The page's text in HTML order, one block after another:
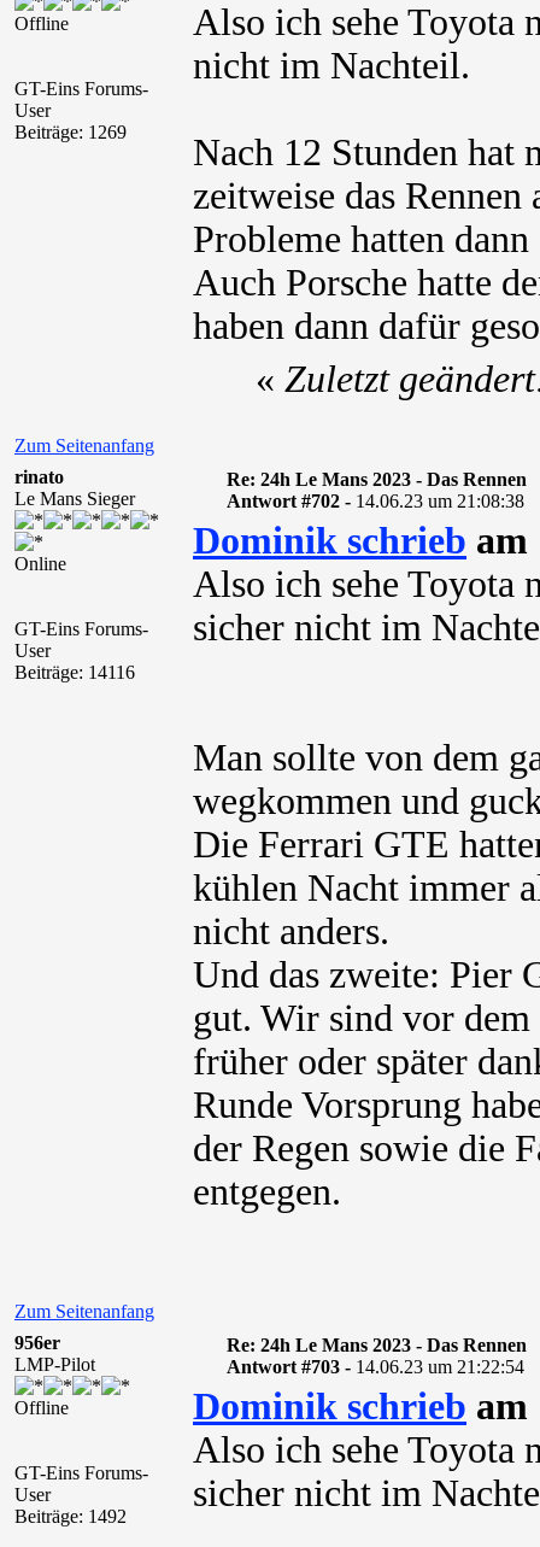
Offline
GT-Eins Forums-
User
Beiträge: 1269
Also ich sehe Toyota
nicht im Nachteil.
Nach 12 Stunden hat
zeitweise das Rennen
Probleme hatten
Auch Porsche hatte
haben dann dafür
Zum Seitenanfang
« Zuletzt
rinato
Le Mans Sieger
Online
GT-Eins Forums-
User
Beiträge: 14116
Re: 24h Le Mans 2023 - Das Rennen
Antwort #702 - 14.06.23 um 21:08:38
Dominik schrieb am
Also ich sehe Toyota
sicher nicht im
Man sollte von dem
wegkommen und
Die Ferrari GTE
kühlen Nacht immer
nicht anders.
Und das zweite: Pier
gut. Wir sind vor dem
früher oder später
Runde Vorsprung
der Regen sowie die
entgegen.
Zum Seitenanfang
956er
LMP-Pilot
Offline
GT-Eins Forums-
User
Beiträge: 1492
Re: 24h Le Mans 2023 - Das Rennen
Antwort #703 - 14.06.23 um 21:22:54
Dominik schrieb am
Also ich sehe Toyota
sicher nicht im